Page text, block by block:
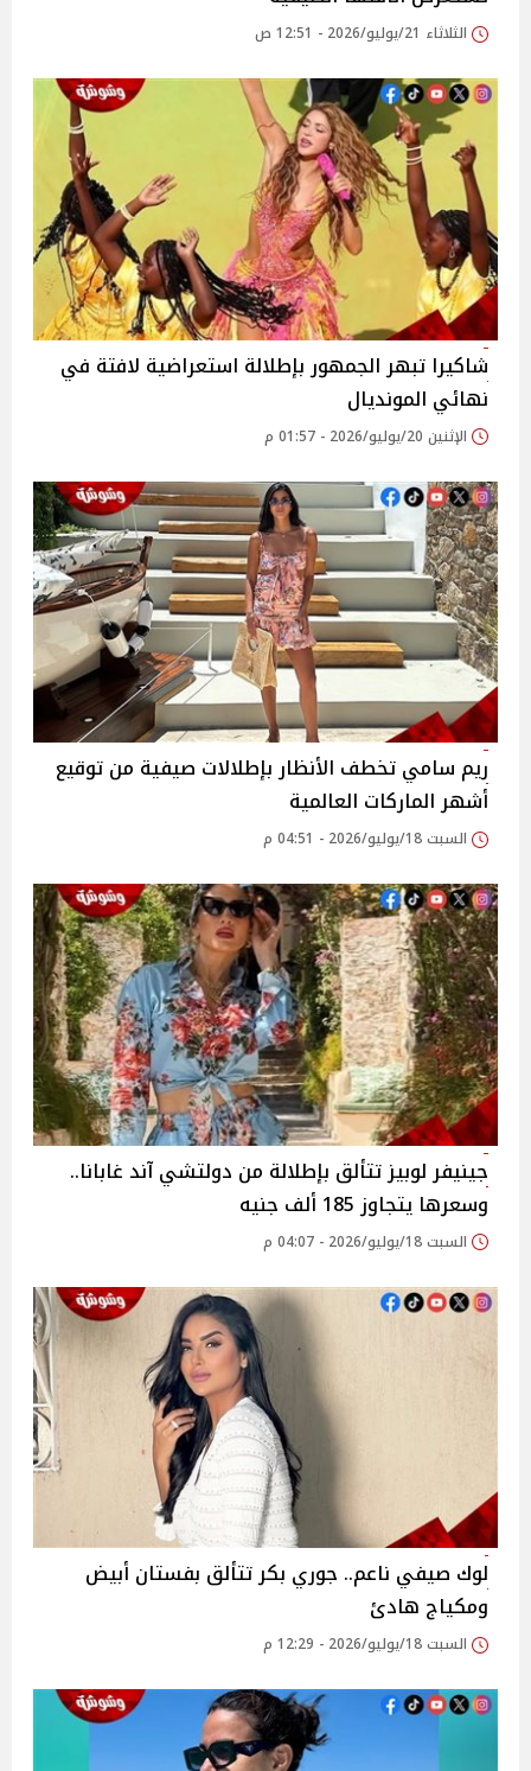
الثلاثاء 21/يوليو/2026 - 12:51 ص
شاكيرا تبهر الجمهور بإطلالة استعراضية لافتة في
نهائي المونديال
الإثنين 20/يوليو/2026 - 01:57 م
ريم سامي تخطف الأنظار بإطلالات صيفية من توقيع
أشهر الماركات العالمية
السبت 18/يوليو/2026 - 04:51 م
جينيفر لوبيز تتألق بإطلالة من دولتشي آند غابانا..
وسعرها يتجاوز 185 ألف جنيه
السبت 18/يوليو/2026 - 04:07 م
لوك صيفي ناعم.. جوري بكر تتألق بفستان أبيض
ومكياج هادئ
السبت 18/يوليو/2026 - 12:29 م